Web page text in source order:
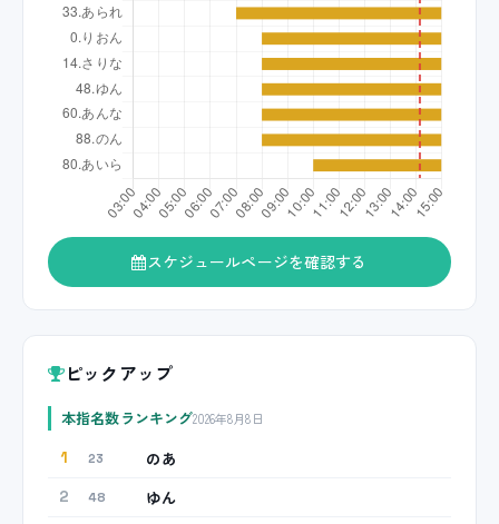
スケジュールページを確認する
ピックアップ
本指名数ランキング2026年8月8日
1 23 のあ
2 48 ゆん